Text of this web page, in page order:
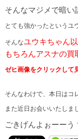
そんなマジメで暗い
とても強かったというユ
そんなユウキちゃん
もちろんアスナの
ゼヒ画像をクリックして
そんなわけで、本日はコ
また近日お会いいたしま
ごきげんよぉーーう